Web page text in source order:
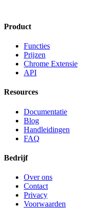
Product
Functies
Prijzen
Chrome Extensie
API
Resources
Documentatie
Blog
Handleidingen
FAQ
Bedrijf
Over ons
Contact
Privacy
Voorwaarden